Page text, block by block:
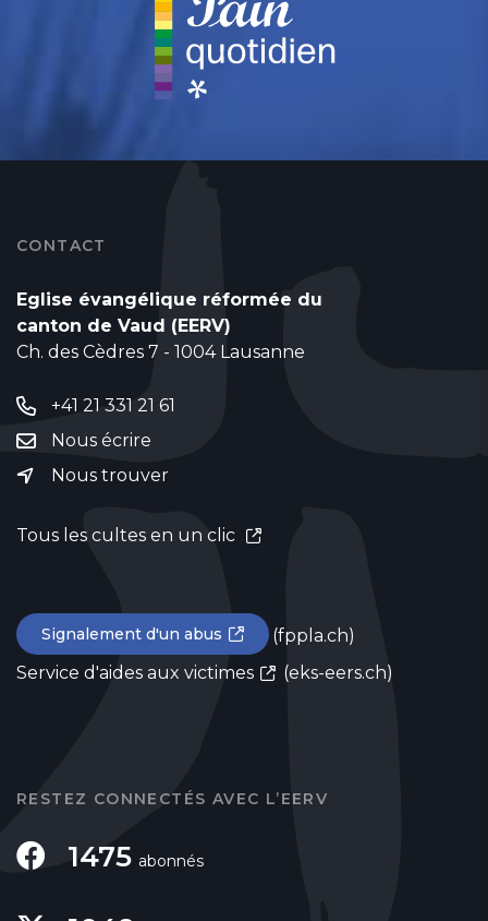
CONTACT
Eglise évangélique réformée du
canton de Vaud (EERV)
Ch. des Cèdres 7 - 1004 Lausanne
+41 21 331 21 61
Nous écrire
Nous trouver
Tous les cultes en un clic
Signalement d'un abus
(fppla.ch)
Service d'aides aux victimes
(eks-eers.ch)
RESTEZ CONNECTÉS AVEC L’EERV
1475 abonnés